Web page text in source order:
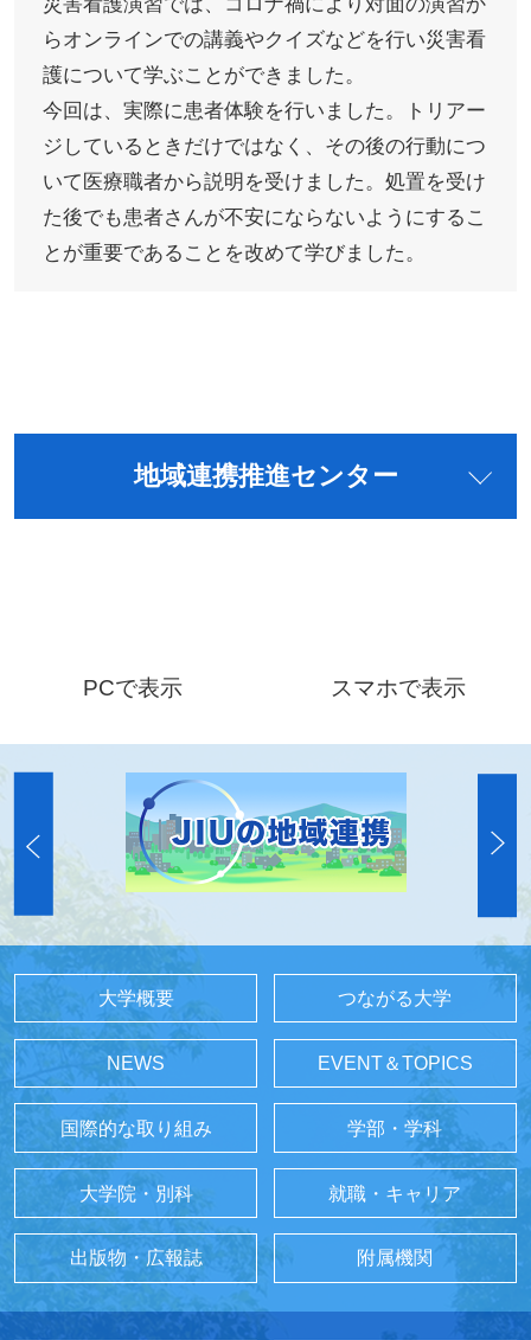
らオンラインでの講義やクイズなどを行い災害看
護について学ぶことができました。
今回は、実際に患者体験を行いました。トリアー
ジしているときだけではなく、その後の行動につ
いて医療職者から説明を受けました。処置を受け
た後でも患者さんが不安にならないようにするこ
とが重要であることを改めて学びました。
地域連携推進センター
PCで表示 スマホで表示
大学概要 つながる大学
NEWS EVENT＆TOPICS
国際的な取り組み 学部・学科
大学院・別科 就職・キャリア
出版物・広報誌 附属機関